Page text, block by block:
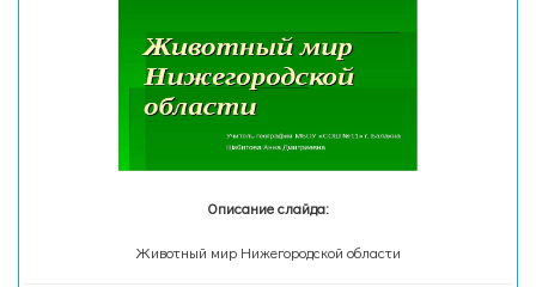
Описание слайда:
Животный мир Нижегородской области